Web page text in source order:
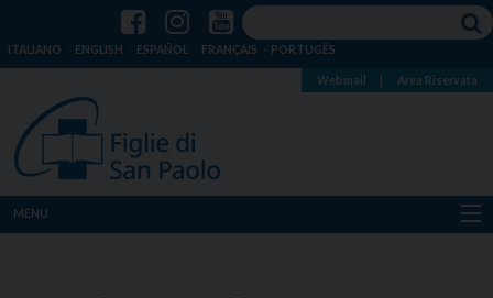
ITALIANO ENGLISH ESPAÑOL FRANÇAIS PORTUGÊS
Webmail Area Riservata
MENU